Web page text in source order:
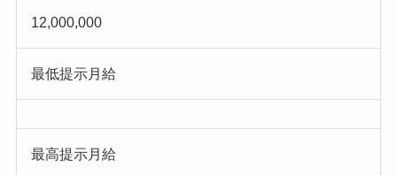
12,000,000
最低提示月給
最高提示月給